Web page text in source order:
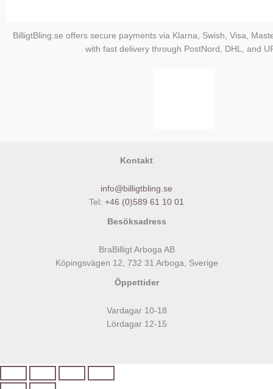
BilligtBling.se offers secure payments via Klarna, Swish, Visa,
with fast delivery through PostNord, DHL, and
Kontakt
info@billigtbling.se
Tel: +46 (0)589 61 10 01
Besöksadress
BraBilligt Arboga AB
Köpingsvägen 12, 732 31 Arboga, Sverige
Öppettider
Vardagar 10-18
Lördagar 12-15